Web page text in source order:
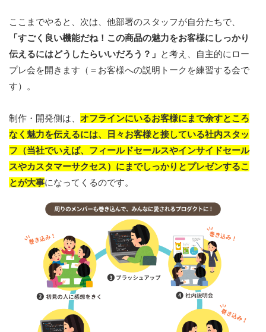
ここまでやると、次は、他部署のスタッフが自分たちで、
「すごく良い機能だね！この商品の魅力をお客様にしっかり
伝えるにはどうしたらいいだろう？」 と考え、自主的にロー
プレ会を開きます（＝お客様への説明トークを練習する会で
す）。
制作・開発側は、 オフラインにいるお客様にまで余すところ
なく魅力を伝えるには、日々お客様と接している社内スタッ
フ（当社でいえば、フィールドセールスやインサイドセール
スやカスタマーサクセス）にまでしっかりとプレゼンするこ
とが大事になってくるのです。